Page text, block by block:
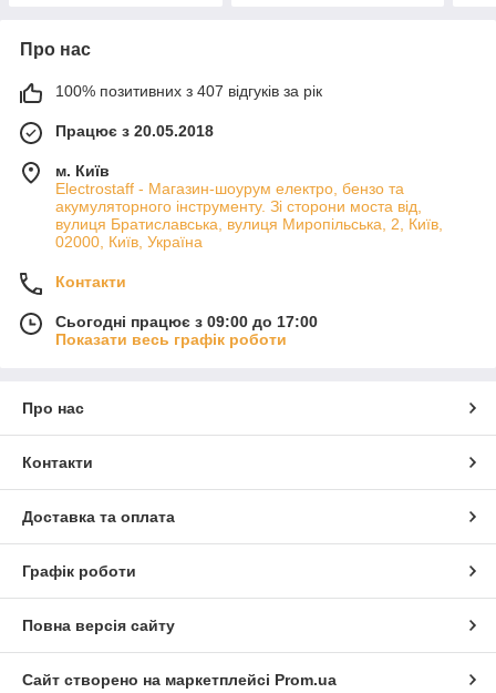
Про нас
100% позитивних з 407 відгуків за рік
Працює з 20.05.2018
м. Київ
Electrostaff - Магазин-шоурум електро, бензо та
акумуляторного інструменту. Зі сторони моста від,
вулиця Братиславська, вулиця Миропільська, 2, Київ,
02000, Київ, Україна
Контакти
Сьогодні працює з 09:00 до 17:00
Показати весь графік роботи
Про нас
Контакти
Доставка та оплата
Графік роботи
Повна версія сайту
Сайт створено на маркетплейсі Prom.ua